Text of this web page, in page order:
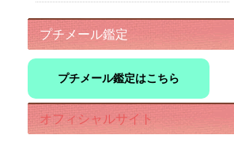
プチメール鑑定
プチメール鑑定はこちら
オフィシャルサイト